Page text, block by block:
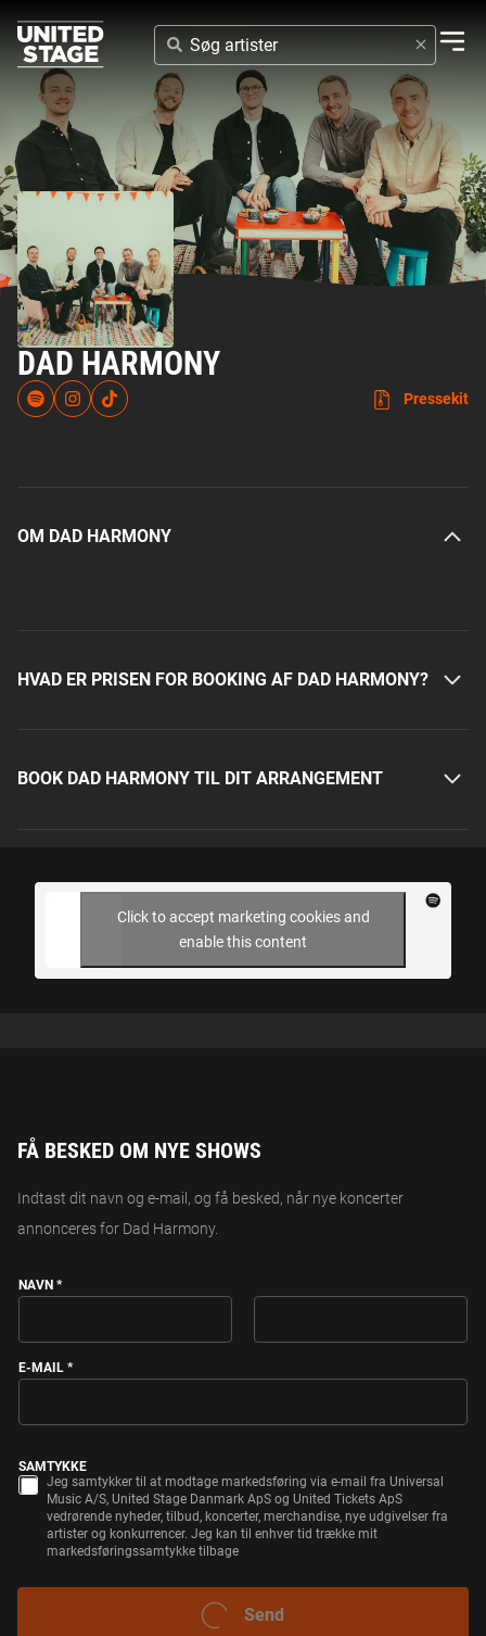
SØG
ARTISTER
DAD HARMONY
Pressekit
OM DAD HARMONY
HVAD ER PRISEN FOR BOOKING AF DAD HARMONY?
BOOK DAD HARMONY TIL DIT ARRANGEMENT
Click to accept marketing cookies and
enable this content
FÅ BESKED OM NYE SHOWS
Indtast dit navn og e-mail, og få besked, når nye koncerter
annonceres for Dad Harmony.
NAVN *
E-MAIL *
SAMTYKKE
Jeg samtykker til at modtage markedsføring via e-mail fra Universal
Music A/S, United Stage Danmark ApS og United Tickets ApS
vedrørende nyheder, tilbud, koncerter, merchandise, nye udgivelser fra
artister og konkurrencer. Jeg kan til enhver tid trække mit
markedsføringssamtykke tilbage
Send